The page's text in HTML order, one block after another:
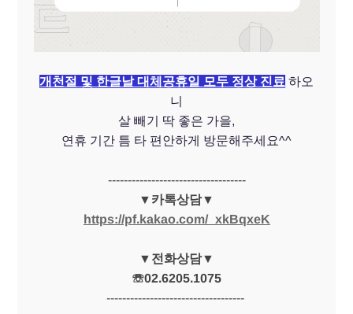
개천절 및 한글날 대체공휴일 모두 정상 진료 하오
니
살 빼기 딱 좋은 가을,
연휴 기간 틈 타 편안하게 방문해주세요^^
-----------------------------------
▼카톡상담▼
https://pf.kakao.com/_xkBqxeK
▼전화상담▼
☏02.6205.1075
-----------------------------------​